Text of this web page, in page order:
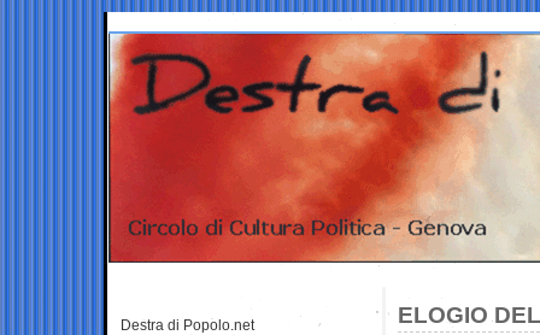
ELOGIO
Destra di Popolo.net